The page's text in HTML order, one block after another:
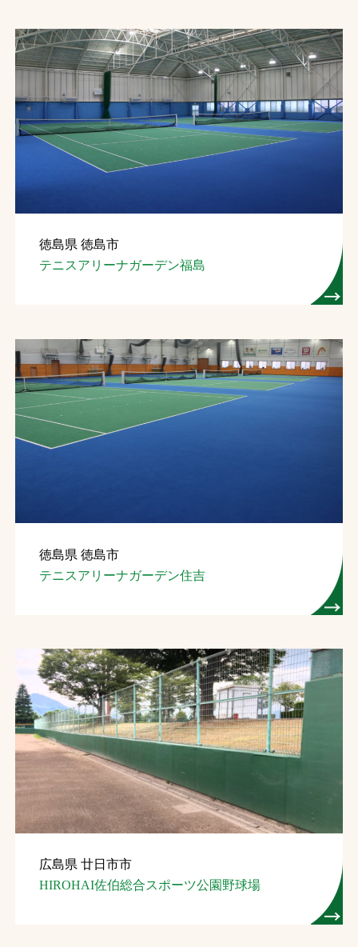
徳島県 徳島市
テニスアリーナガーデン福島
徳島県 徳島市
テニスアリーナガーデン住吉
広島県 廿日市市
HIROHAI佐伯総合スポーツ公園野球場